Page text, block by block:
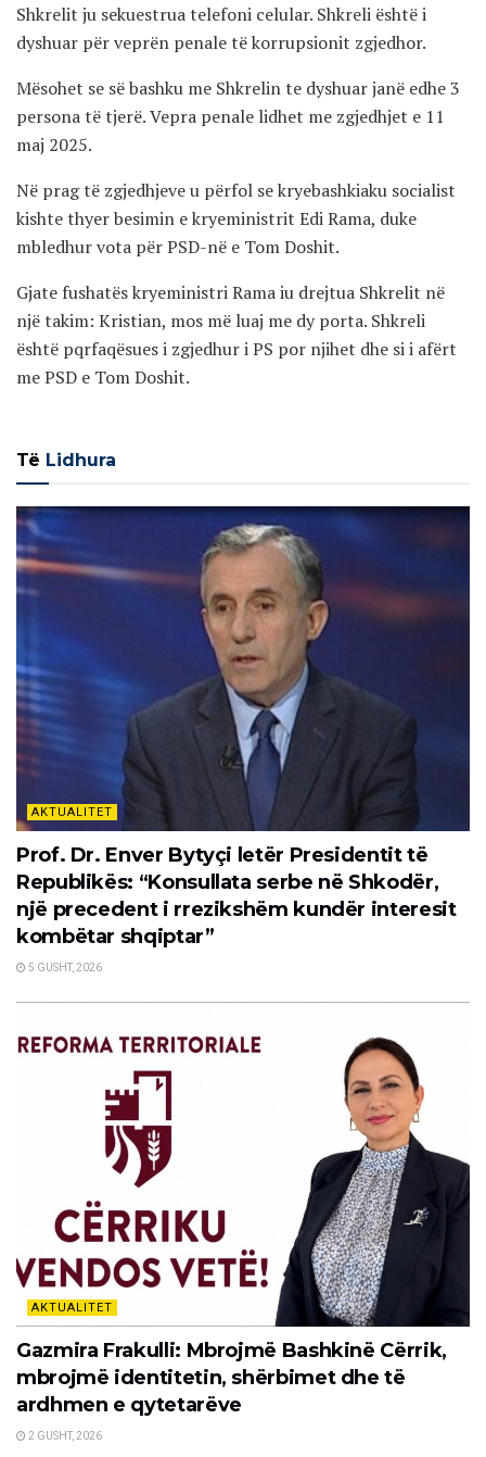
Shkrelit ju sekuestrua telefoni celular. Shkreli është i
dyshuar për veprën penale të korrupsionit zgjedhor.
Mësohet se së bashku me Shkrelin te dyshuar janë edhe 3
persona të tjerë. Vepra penale lidhet me zgjedhjet e 11
maj 2025.
Në prag të zgjedhjeve u përfol se kryebashkiaku socialist
kishte thyer besimin e kryeministrit Edi Rama, duke
mbledhur vota për PSD-në e Tom Doshit.
Gjate fushatës kryeministri Rama iu drejtua Shkrelit në
një takim: Kristian, mos më luaj me dy porta. Shkreli
është pqrfaqësues i zgjedhur i PS por njihet dhe si i afërt
me PSD e Tom Doshit.
Të Lidhura
AKTUALITET
Prof. Dr. Enver Bytyçi letër Presidentit të
Republikës: “Konsullata serbe në Shkodër,
një precedent i rrezikshëm kundër interesit
kombëtar shqiptar”
5 GUSHT, 2026
AKTUALITET
Gazmira Frakulli: Mbrojmë Bashkinë Cërrik,
mbrojmë identitetin, shërbimet dhe të
ardhmen e qytetarëve
2 GUSHT, 2026